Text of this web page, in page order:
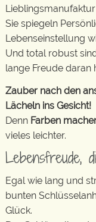
Sie spiegeln
Lebenseinstellung
Und total robust
lange Freude daran
Zauber nach den
Lächeln ins Gesicht!
Denn Farben
vieles leichter.
Lebensfreude,
Egal wie lang und
bunten
Glück.